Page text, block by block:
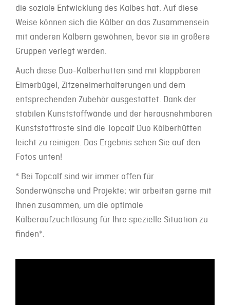
die soziale Entwicklung des Kalbes hat. Auf diese
Weise können sich die Kälber an das Zusammensein
mit anderen Kälbern gewöhnen, bevor sie in größere
Gruppen verlegt werden.
Auch diese Duo-Kälberhütten sind mit klappbaren
Eimerbügel, Zitzeneimerhalterungen und dem
entsprechenden Zubehör ausgestattet. Dank der
stabilen Kunststoffwände und der herausnehmbaren
Kunststoffroste sind die Topcalf Duo Kälberhütten
leicht zu reinigen. Das Ergebnis sehen Sie auf den
Fotos unten!
* Bei Topcalf sind wir immer offen für
Sonderwünsche und Projekte; wir arbeiten gerne mit
Ihnen zusammen, um die optimale
Kälberaufzuchtlösung für Ihre spezielle Situation zu
finden*.